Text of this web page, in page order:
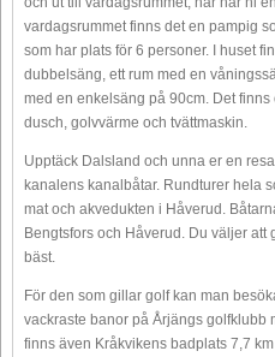
vardagsrummet finns det en pampig
som har plats för 6 personer. I huset
dubbelsäng, ett rum med en
med en enkelsäng på 90cm. Det finns
dusch, golvvärme och tvättmaskin.
Upptäck Dalsland och unna er en
kanalens kanalbåtar. Rundturer hela
mat och akvedukten i Håverud.
Bengtsfors och Håverud. Du väljer
bäst.
För den som gillar golf kan man
vackraste banor på Årjängs golfklubb
finns även Kråkvikens badplats 7,7